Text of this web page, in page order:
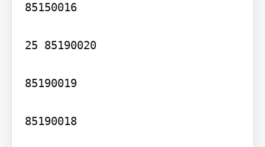
85150016
25 85190020
85190019
85190018